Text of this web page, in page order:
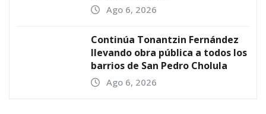
Ago 6, 2026
Continúa Tonantzin Fernández
llevando obra pública a todos los
barrios de San Pedro Cholula
Ago 6, 2026